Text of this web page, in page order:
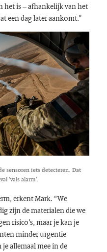
het is – afhankelijk van het
een dag later aankomt.”
sensoren iets detecteren. Dat
‘vals alarm’.
erkent Mark. “We
zijn de materialen die we
risico’s, maar je kan je
minder urgentie
allemaal mee in de